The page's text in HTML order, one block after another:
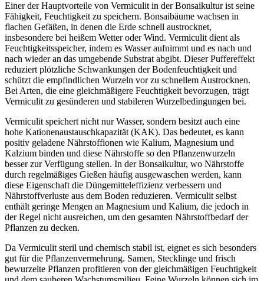
Einer der Hauptvorteile von Vermiculit in der Bonsaikultur ist seine
Fähigkeit, Feuchtigkeit zu speichern. Bonsaibäume wachsen in
flachen Gefäßen, in denen die Erde schnell austrocknet,
insbesondere bei heißem Wetter oder Wind. Vermiculit dient als
Feuchtigkeitsspeicher, indem es Wasser aufnimmt und es nach und
nach wieder an das umgebende Substrat abgibt. Dieser Puffereffekt
reduziert plötzliche Schwankungen der Bodenfeuchtigkeit und
schützt die empfindlichen Wurzeln vor zu schnellem Austrocknen.
Bei Arten, die eine gleichmäßigere Feuchtigkeit bevorzugen, trägt
Vermiculit zu gesünderen und stabileren Wurzelbedingungen bei.
Vermiculit speichert nicht nur Wasser, sondern besitzt auch eine
hohe Kationenaustauschkapazität (KAK). Das bedeutet, es kann
positiv geladene Nährstoffionen wie Kalium, Magnesium und
Kalzium binden und diese Nährstoffe so den Pflanzenwurzeln
besser zur Verfügung stellen. In der Bonsaikultur, wo Nährstoffe
durch regelmäßiges Gießen häufig ausgewaschen werden, kann
diese Eigenschaft die Düngemitteleffizienz verbessern und
Nährstoffverluste aus dem Boden reduzieren. Vermiculit selbst
enthält geringe Mengen an Magnesium und Kalium, die jedoch in
der Regel nicht ausreichen, um den gesamten Nährstoffbedarf der
Pflanzen zu decken.
Da Vermiculit steril und chemisch stabil ist, eignet es sich besonders
gut für die Pflanzenvermehrung. Samen, Stecklinge und frisch
bewurzelte Pflanzen profitieren von der gleichmäßigen Feuchtigkeit